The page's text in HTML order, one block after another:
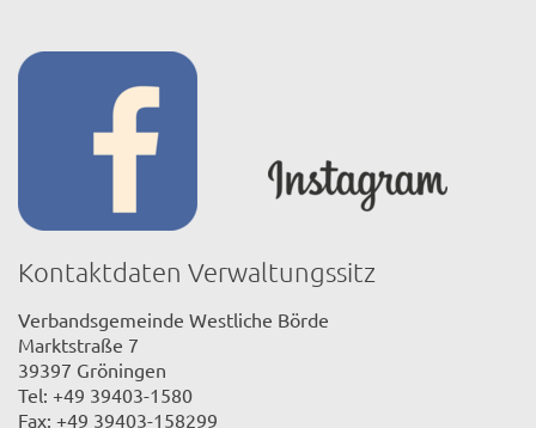
Kontaktdaten Verwaltungssitz
Verbandsgemeinde Westliche Börde
Marktstraße 7
39397 Gröningen
Tel: +49 39403-1580
Fax: +49 39403-158299